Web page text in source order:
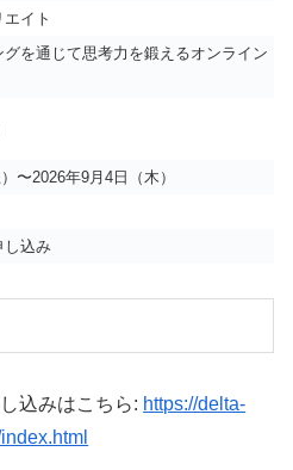
イト
を通じて思考力を鍛えるオンライン
〜2026年9月4日（木）
し込み
込みはこちら: https://delta-